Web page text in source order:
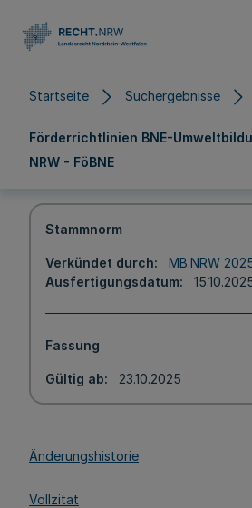
Startseite Suchergebnisse
Förderrichtlinien BNE-
NRW - FöBNE
Stammnorm
Verkündet durch
MB.NRW
Ausfertigungsdatum
Fassung
Gültig ab 23.10.2025
Änderungshistorie
Vollzitat